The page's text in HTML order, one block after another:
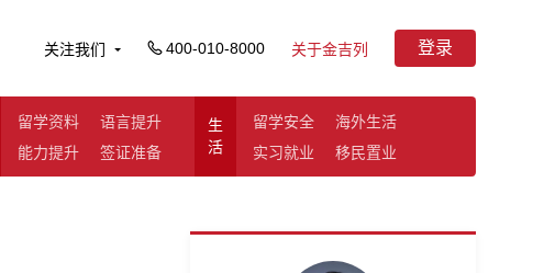
关注我们 400-010-8000 关于金吉列 登录
留学资料
语言提升
能力提升
签证准备
生
活
留学安全
海外生活
实习就业
移民置业